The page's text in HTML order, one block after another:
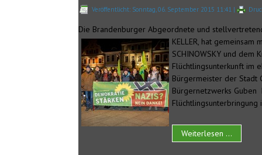
Veröffentlicht: Sonntag, 06. September 2015 11:41 |
Die Brandenburger Abgeordnete und
KELLER, hat
SCHINOWSKY und dem
Flüchtlingsunterkunft im
Bürgermeister der Stadt
Bürgernetzwerks
Weiterlesen ...